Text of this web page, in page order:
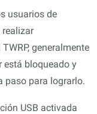
usuarios de
generalmente
está bloqueado y
paso para lograrlo.
USB activada